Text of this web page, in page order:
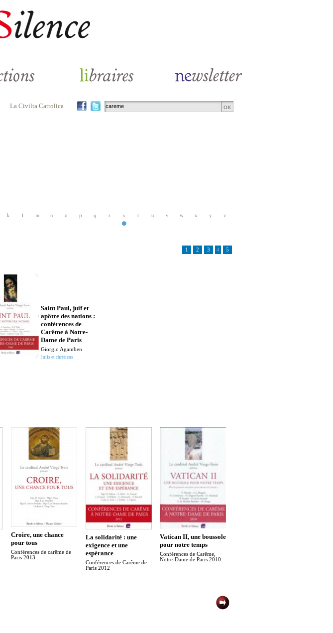
La Civilta Cattolica
k l m n o p q r s t u v w x y z
1 2 3 4 5
Saint Paul, juif et
apôtre des nations :
conférences de
Carême à Notre-
Dame de Paris
Giorgio Agamben
Juifs et chrétiens
Croire, une chance
pour tous
Conférences de carême de
Paris 2013
La solidarité : une
exigence et une
espérance
Conférences de Carême de
Paris 2012
Vatican II, une boussole
pour notre temps
Conférences de Carême,
Notre-Dame de Paris 2010